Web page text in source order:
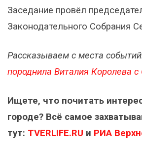
Заседание провёл
Законодательного Собрания
Рассказываем с места
породнила Виталия Королева
Ищете, что почитать
городе? Всё самое
тут: TVERLIFE.RU и РИА